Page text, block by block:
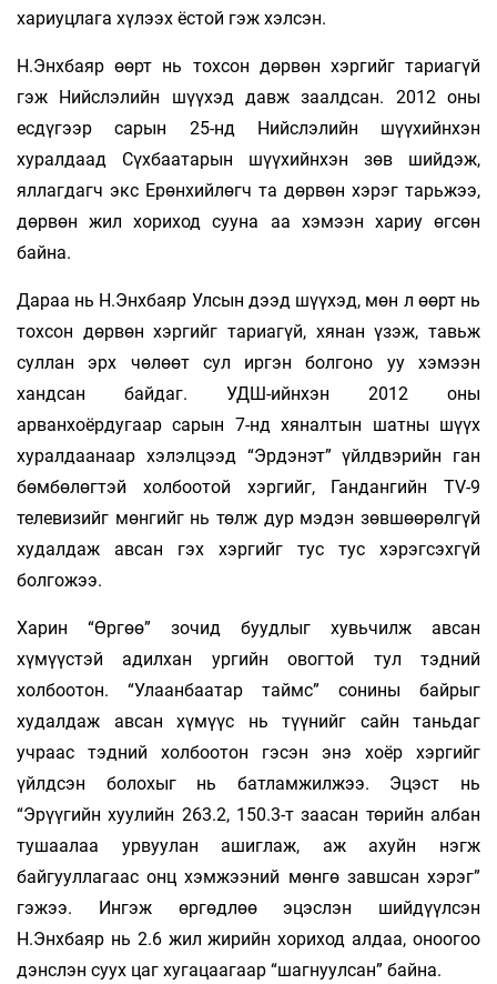
хариуцлага хүлээх ёстой гэж хэлсэн.
Н.Энхбаяр өөрт нь тохсон дөрвөн хэргийг тариагүй
гэж Нийслэлийн шүүхэд давж заалдсан. 2012 оны
есдүгээр сарын 25-нд Нийслэлийн шүүхийнхэн
хуралдаад Сүхбаатарын шүүхийнхэн зөв шийдэж,
яллагдагч экс Ерөнхийлөгч та дөрвөн хэрэг тарьжээ,
дөрвөн жил хориход сууна аа хэмээн хариу өгсөн
байна.
Дараа нь Н.Энхбаяр Улсын дээд шүүхэд, мөн л өөрт нь
тохсон дөрвөн хэргийг тариагүй, хянан үзэж, тавьж
суллан эрх чөлөөт сул иргэн болгоно уу хэмээн
хандсан байдаг. УДШ-ийнхэн 2012 оны
арванхоёрдугаар сарын 7-нд хяналтын шатны шүүх
хуралдаанаар хэлэлцээд “Эрдэнэт” үйлдвэрийн ган
бөмбөлөгтэй холбоотой хэргийг, Гандангийн TV-9
телевизийг мөнгийг нь төлж дур мэдэн зөвшөөрөлгүй
худалдаж авсан гэх хэргийг тус тус хэрэгсэхгүй
болгожээ.
Харин “Өргөө” зочид буудлыг хувьчилж авсан
хүмүүстэй адилхан ургийн овогтой тул тэдний
холбоотон. “Улаанбаатар таймс” сонины байрыг
худалдаж авсан хүмүүс нь түүнийг сайн таньдаг
учраас тэдний холбоотон гэсэн энэ хоёр хэргийг
үйлдсэн болохыг нь батламжилжээ. Эцэст нь
“Эрүүгийн хуулийн 263.2, 150.3-т заасан төрийн албан
тушаалаа урвуулан ашиглаж, аж ахуйн нэгж
байгууллагаас онц хэмжээний мөнгө завшсан хэрэг”
гэжээ. Ингэж өргөдлөө эцэслэн шийдүүлсэн
Н.Энхбаяр нь 2.6 жил жирийн хориход алдаа, оноогоо
дэнслэн суух цаг хугацаагаар “шагнуулсан” байна.